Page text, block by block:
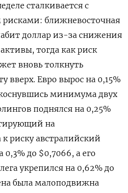
​сталкивается с
ближневосточная
доллар из-за снижения
тогда как риск
вновь толкнуть
вверх. Евро вырос на 0,15%
коснувшись минимума двух
поднялся на 0,25%
на
риску австралийский
до $0,7066, а его
​укрепился на 0,62% ​до
‌была малоподвижна